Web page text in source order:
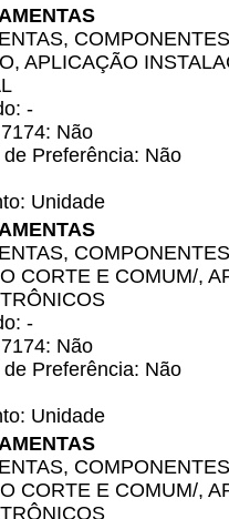
APLICAÇÃO
-
Não
Preferência: Não
Unidade
CORTE E COMUM/,
-
Não
Preferência: Não
Unidade
CORTE E COMUM/,